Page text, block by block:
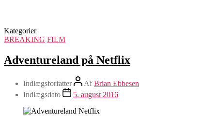
Kategorier
BREAKING FILM
Adventureland på Netflix
Indlægsforfatter AfBrian Ebbesen
Indlægsdato
5. august 2016